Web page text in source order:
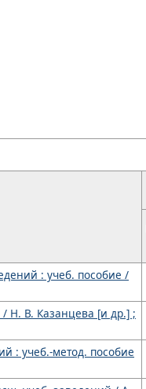
: учеб. пособие /
Н. В. Казанцева [и др.] ;
: учеб.-метод. пособие